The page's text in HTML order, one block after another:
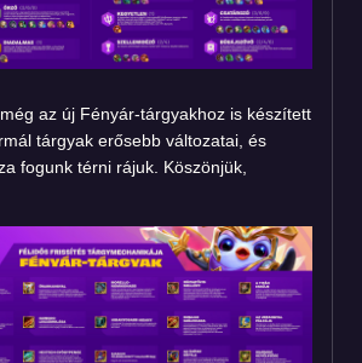
az új Fényár-tárgyakhoz is készített
tárgyak erősebb változatai, és
fogunk térni rájuk. Köszönjük,